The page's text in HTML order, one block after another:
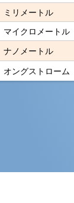
ミリメートル
マイクロメートル
ナノメートル
オングストローム